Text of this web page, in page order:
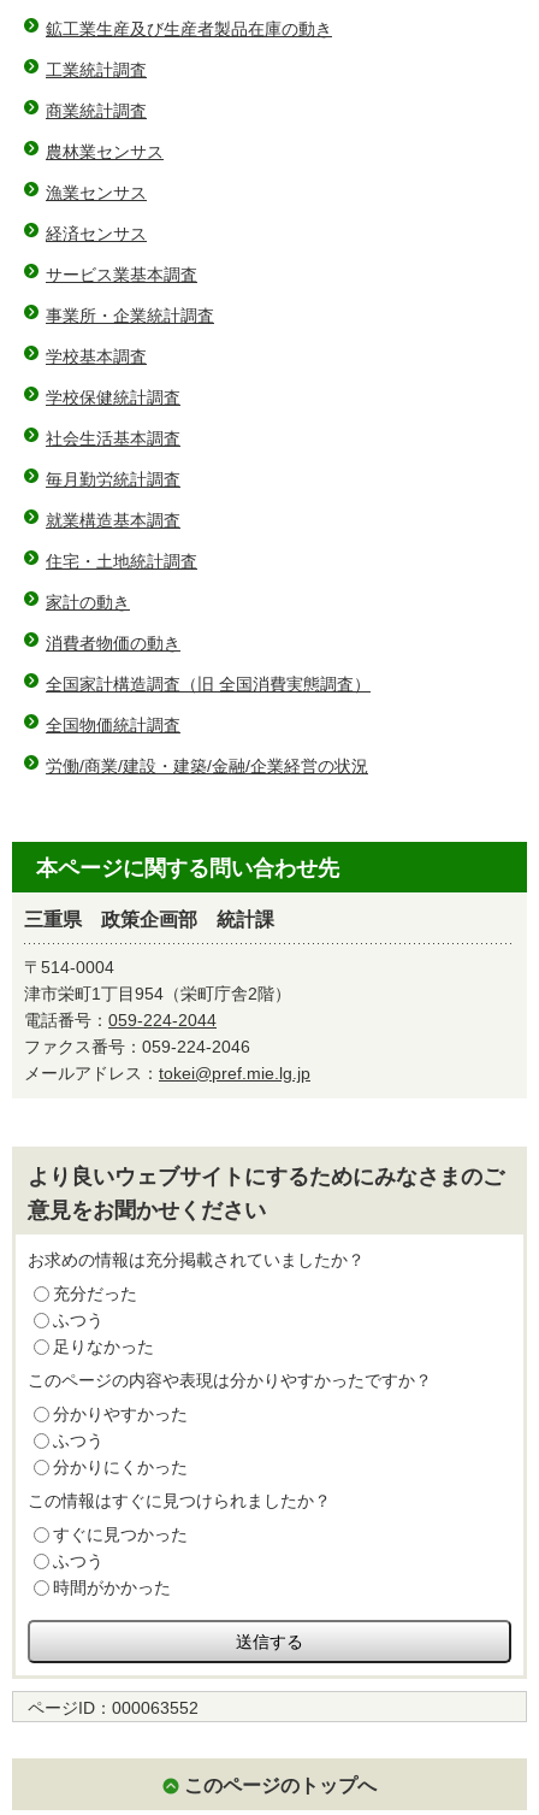
鉱工業生産及び生産者製品在庫の動き
工業統計調査
商業統計調査
農林業センサス
漁業センサス
経済センサス
サービス業基本調査
事業所・企業統計調査
学校基本調査
学校保健統計調査
社会生活基本調査
毎月勤労統計調査
就業構造基本調査
住宅・土地統計調査
家計の動き
消費者物価の動き
全国家計構造調査（旧 全国消費実態調査）
全国物価統計調査
労働/商業/建設・建築/金融/企業経営の状況
本ページに関する問い合わせ先
三重県 政策企画部 統計課
〒514-0004
津市栄町1丁目954（栄町庁舎2階）
電話番号： 059-224-2044
ファクス番号：059-224-2046
メールアドレス： tokei@pref.mie.lg.jp
より良いウェブサイトにするためにみなさまのご
意見をお聞かせください
お求めの情報は充分掲載されていましたか？
充分だった
ふつう
足りなかった
このページの内容や表現は分かりやすかったですか？
分かりやすかった
ふつう
分かりにくかった
この情報はすぐに見つけられましたか？
すぐに見つかった
ふつう
時間がかかった
ページID： 000063552
このページのトップへ